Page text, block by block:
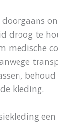
droog te
medische
kleding.